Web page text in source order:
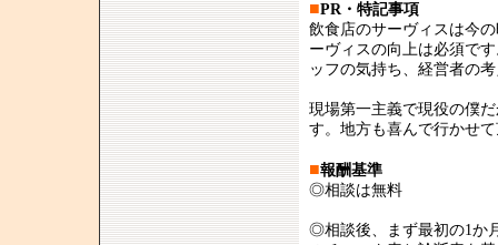
■PR・特記事項
飲食店のサーヴィスは今
ーヴィスの向上は必須で
ッフの気持ち、経営者の
現場第一主義で現役の僕
す。地方も喜んで行かせ
■報酬基準
◎相談は無料
◎相談後、まず最初の1か